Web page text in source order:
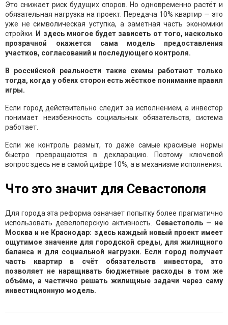
Это снижает риск будущих споров. Но одновременно растёт и
обязательная нагрузка на проект. Передача 10% квартир — это
уже не символическая уступка, а заметная часть экономики
стройки. И здесь многое будет зависеть от того, насколько
прозрачной окажется сама модель предоставления
участков, согласований и последующего контроля.
В российской реальности такие схемы работают только
тогда, когда у обеих сторон есть жёсткое понимание правил
игры.
Если город действительно следит за исполнением, а инвестор
понимает неизбежность социальных обязательств, система
работает.
Если же контроль размыт, то даже самые красивые нормы
быстро превращаются в декларацию. Поэтому ключевой
вопрос здесь не в самой цифре 10%, а в механизме исполнения.
Что это значит для Севастополя
Для города эта реформа означает попытку более прагматично
использовать девелоперскую активность. Севастополь — не
Москва и не Краснодар: здесь каждый новый проект имеет
ощутимое значение для городской среды, для жилищного
баланса и для социальной нагрузки. Если город получает
часть квартир в счёт обязательств инвестора, это
позволяет не наращивать бюджетные расходы в том же
объёме, а частично решать жилищные задачи через саму
инвестиционную модель.